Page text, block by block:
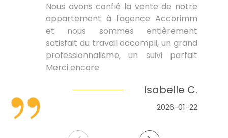
Nous avons confié la vente de notre
appartement à l'agence Accorimm
et nous sommes entièrement
satisfait du travail accompli, un grand
professionnalisme, un suivi parfait
Merci encore
Isabelle C.
2026-01-22